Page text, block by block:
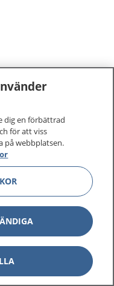
dig en förbättrad
för att viss
på webbplatsen.